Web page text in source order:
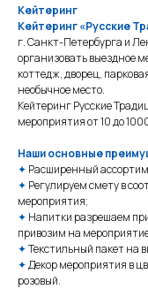
Кейтеринг
Кейтеринг «Русские
г. Санкт-Петербурга и
организовать выездное
коттедж, дворец,
необычное место.
Кейтеринг Русские
мероприятия от 10 до
Наши основные
✦ Расширенный
✦ Регулируем смету в
мероприятия;
✦ Напитки разрешаем
привозим на
✦Текстильный пакет на
✦Декор мероприятия в
розовый.